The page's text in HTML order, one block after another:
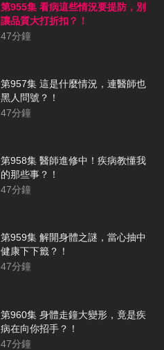
第955集 看病這些情況要提防，別
讓品質大打折扣？！
47分鐘
第957集 這是什麼情況，連醫師也
黑人問號？！
47分鐘
第958集 醫師進修中！疾病教懂我
的那些事？！
47分鐘
第959集 解開身體之謎，當心抽中
健康下下籤？！
47分鐘
第960集 身體走鐘大變形，竟是疾
病在向你招手？！
47分鐘